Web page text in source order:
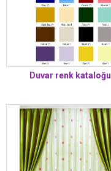
Duvar renk kataloğu